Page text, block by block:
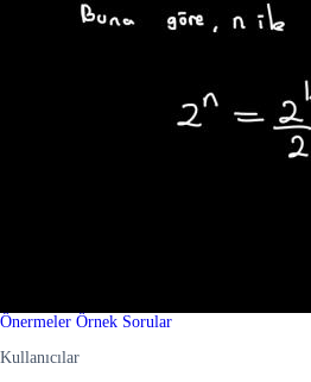
Önermeler Örnek Sorular
Kullanıcılar